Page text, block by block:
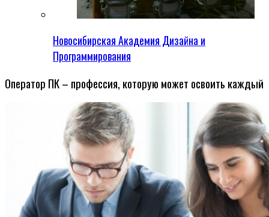
Новосибирская Академия Дизайна и
Программирования
Оператор ПК – профессия, которую может освоить каждый